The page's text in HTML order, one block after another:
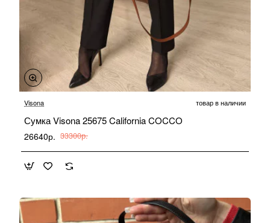
-20%
Visona товар в наличии
Сумка Visona 25675 California COCCO
26640р. 33300р.